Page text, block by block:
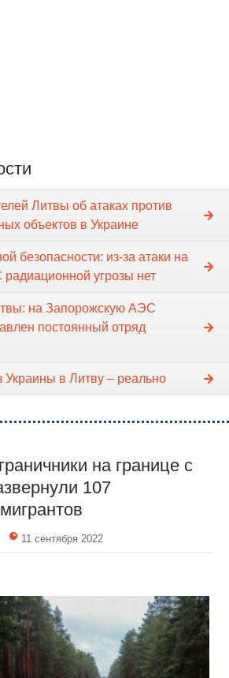
Литвы об атаках против
объектов в Украине
безопасности: из-за атаки на
угрозы нет
на Запорожскую АЭС
постоянный отряд
Украины в Литву – реально
на границе с
107
11 сентября 2022